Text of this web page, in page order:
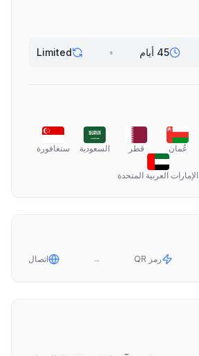
45 أيام •
Limited
عُمان قطر السعودية سنغافورة
الإمارات العربية المتحدة
رمز QR → اتصال